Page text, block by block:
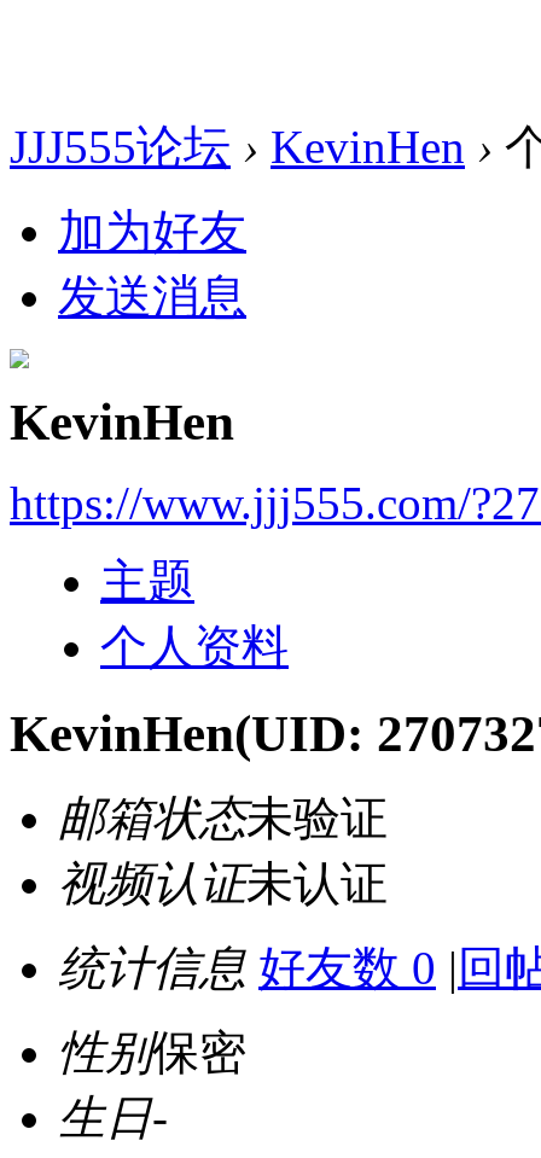
JJJ555论坛 › KevinHen ›
加为好友
发送消息
KevinHen
https://www.jjj555.com/
主题
个人资料
KevinHen(UID:
邮箱状态未验证
视频认证未认证
统计信息 好友数 0 | 回
性别保密
生日-